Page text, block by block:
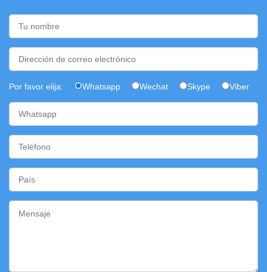
Por favor elija: Whatsapp Wechat Skype Viber